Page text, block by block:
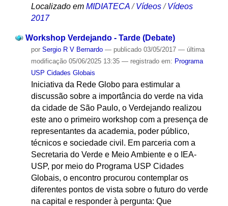
Localizado em MIDIATECA /Vídeos /Vídeos
2017
Workshop Verdejando - Tarde (Debate)
por Sergio R V Bernardo — publicado03/05/2017 — última
modificação05/06/2025 13:35 — registrado em: Programa
USP Cidades Globais
Iniciativa da Rede Globo para estimular a
discussão sobre a importância do verde na vida
da cidade de São Paulo, o Verdejando realizou
este ano o primeiro workshop com a presença de
representantes da academia, poder público,
técnicos e sociedade civil. Em parceria com a
Secretaria do Verde e Meio Ambiente e o IEA-
USP, por meio do Programa USP Cidades
Globais, o encontro procurou contemplar os
diferentes pontos de vista sobre o futuro do verde
na capital e responder à pergunta: Que